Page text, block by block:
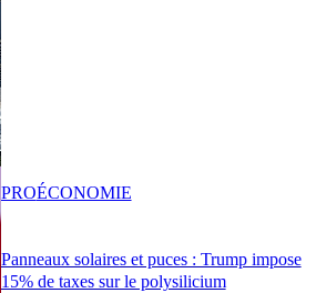
Panneaux solaires et puces : Trump impose
15% de taxes sur le polysilicium
PROÉCONOMIE